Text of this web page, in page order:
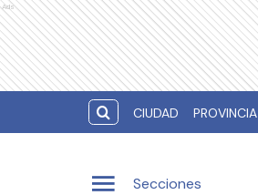
Ads
CIUDAD PROVINCIA
Secciones